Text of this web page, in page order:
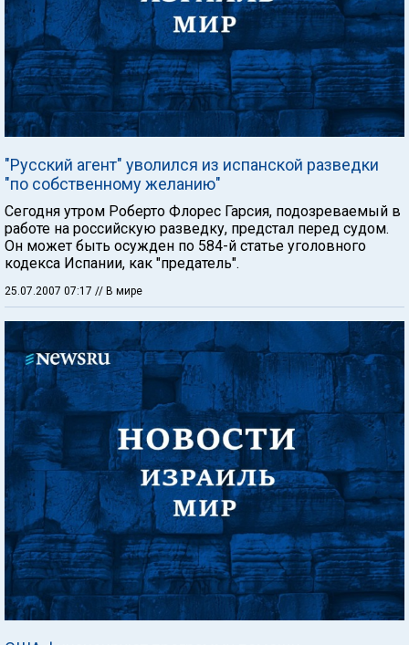
"Русский агент" уволился из испанской разведки
"по собственному желанию"
Сегодня утром Роберто Флорес Гарсия, подозреваемый в
работе на российскую разведку, предстал перед судом.
Он может быть осужден по 584-й статье уголовного
кодекса Испании, как "предатель".
25.07.2007 07:17 // В мире